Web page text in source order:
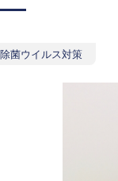
除菌ウイルス対策